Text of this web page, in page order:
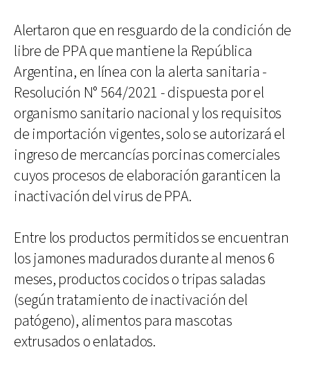
Alertaron que en resguardo de la condición de
libre de PPA que mantiene la República
Argentina, en línea con la alerta sanitaria -
Resolución N° 564/2021 - dispuesta por el
organismo sanitario nacional y los requisitos
de importación vigentes, solo se autorizará el
ingreso de mercancías porcinas comerciales
cuyos procesos de elaboración garanticen la
inactivación del virus de PPA.
Entre los productos permitidos se encuentran
los jamones madurados durante al menos 6
meses, productos cocidos o tripas saladas
(según tratamiento de inactivación del
patógeno), alimentos para mascotas
extrusados o enlatados.